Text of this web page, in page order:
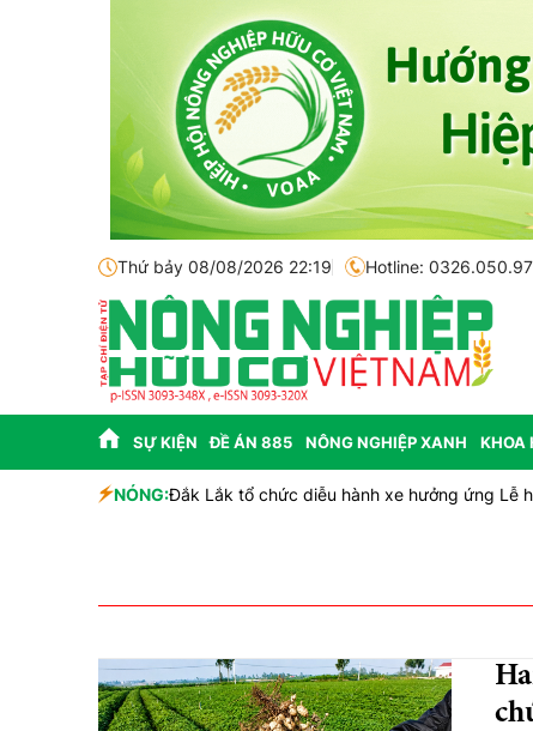
Thứ bảy 08/08/2026 22:19 Hotline:
SỰ KIỆN ĐỀ ÁN 885 NÔNG NGHIỆP XANH KHOA
NÓNG:Đắk Lắk tổ chức diễu hành xe hưởng ứng Lễ